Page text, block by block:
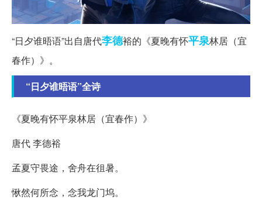
“日夕谁晤语”出自唐代李德裕的《夏晚有怀平泉林居（宜
春作）》。
“日夕谁晤语”全诗
《夏晚有怀平泉林居（宜春作）》
唐代 李德裕
孟夏守畏途，舍舟在徂暑。
愀然何所念，念我龙门坞。